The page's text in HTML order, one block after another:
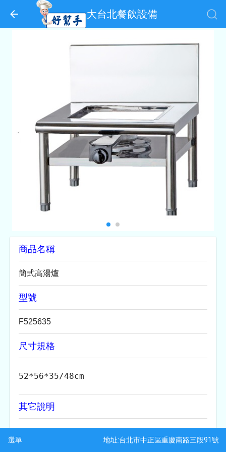
大台北餐飲設備
選單 地址:台北市中正區重慶南路三段91號
5尺深罩擾流式雙馬達抽
瑞興四門風冷冰箱
瑞興兩門風冷冰箱
haier無雙冷凍櫃(六層
商品名稱
簡式高湯爐
型號
F525635
尺寸規格
52*56*35/48cm
其它說明
可搭配中壓快速爐/天然瓦斯